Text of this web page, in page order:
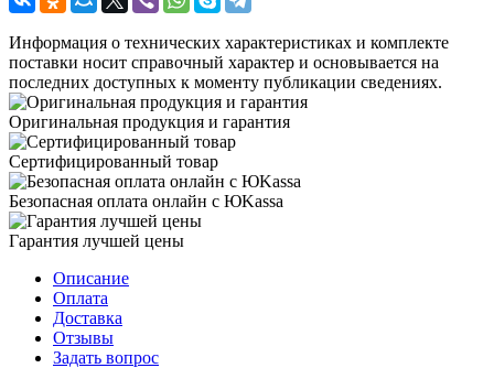
Информация о технических характеристиках и комплекте
поставки носит справочный характер и основывается на
последних доступных к моменту публикации сведениях.
Оригинальная продукция и гарантия
Сертифицированный товар
Безопасная оплата онлайн с ЮKassa
Гарантия лучшей цены
Описание
Оплата
Доставка
Отзывы
Задать вопрос